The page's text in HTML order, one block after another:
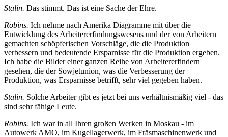
Stalin. Das stimmt. Das ist eine Sache der Ehre.
Robins. Ich nehme nach Amerika Diagramme mit über die
Entwicklung des Arbeitererfindungswesens und der von Arbeitern
gemachten schöpferischen Vorschläge, die die Produktion
verbessern und bedeutende Ersparnisse für die Produktion ergeben.
Ich habe die Bilder einer ganzen Reihe von Arbeitererfindern
gesehen, die der Sowjetunion, was die Verbesserung der
Produktion, was Ersparnisse betrifft, sehr viel gegeben haben.
Stalin. Solche Arbeiter gibt es jetzt bei uns verhältnismäßig viel - das
sind sehr fähige Leute.
Robins. Ich war in all Ihren großen Werken in Moskau - im
Autowerk AMO, im Kugellagerwerk, im Fräsmaschinenwerk und